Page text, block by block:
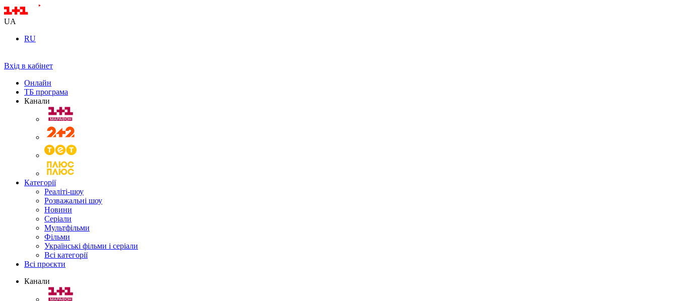
UA
RU
Вхід в кабінет
Онлайн
ТБ програма
Канали
Категорії
Реаліті-шоу
Розважальні шоу
Новини
Серіали
Мультфільми
Фільми
Українські фільми і серіали
Всі категорії
Всі проєкти
Канали